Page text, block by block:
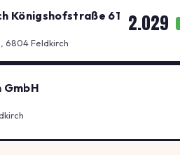
Königshofstraße 61
6804 Feldkirch
2.029
GmbH